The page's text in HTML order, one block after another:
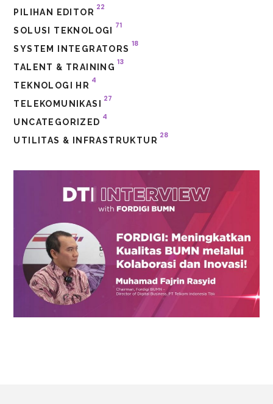
PILIHAN EDITOR
22
SOLUSI TEKNOLOGI
71
SYSTEM INTEGRATORS
18
TALENT & TRAINING
13
TEKNOLOGI HR
4
TELEKOMUNIKASI
27
UNCATEGORIZED
4
UTILITAS & INFRASTRUKTUR
28